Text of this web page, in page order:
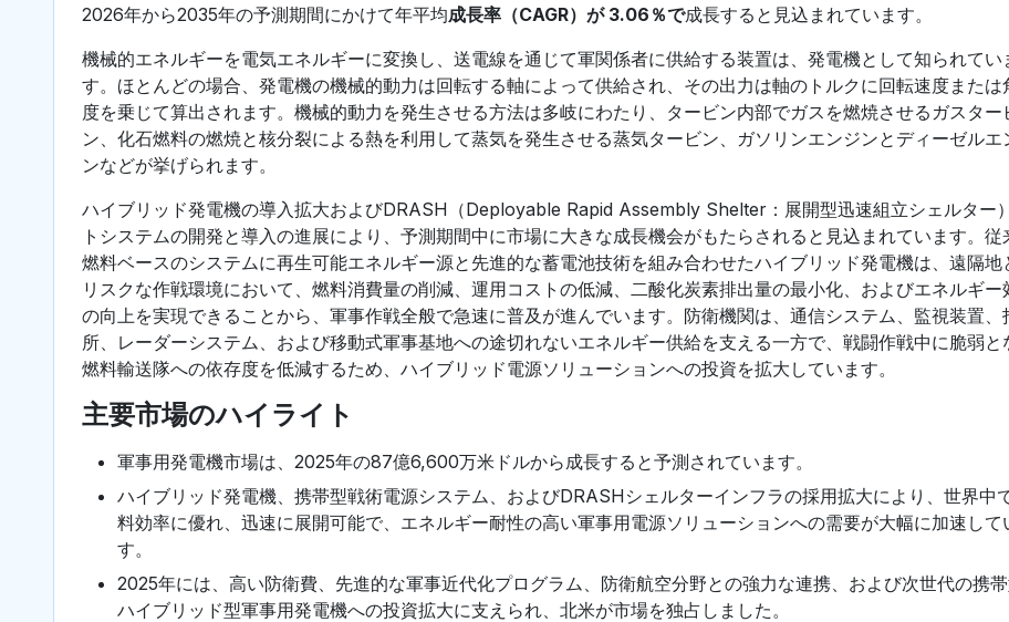
2026年から2035年の予測期間にかけて年平均成長率（CAGR）が 3.06％で成長すると見込まれています。
機械的エネルギーを電気エネルギーに変換し、送電線を通じて軍関係者に供給する装置は、発電機として知られてい
す。ほとんどの場合、発電機の機械的動力は回転する軸によって供給され、その出力は軸のトルクに回転速度または
度を乗じて算出されます。機械的動力を発生させる方法は多岐にわたり、タービン内部でガスを燃焼させるガスター
ン、化石燃料の燃焼と核分裂による熱を利用して蒸気を発生させる蒸気タービン、ガソリンエンジンとディーゼルエ
ンなどが挙げられます。
ハイブリッド発電機の導入拡大およびDRASH（Deployable Rapid Assembly Shelter：展開型迅速組立シェルター
トシステムの開発と導入の進展により、予測期間中に市場に大きな成長機会がもたらされると見込まれています。従
燃料ベースのシステムに再生可能エネルギー源と先進的な蓄電池技術を組み合わせたハイブリッド発電機は、遠隔地
リスクな作戦環境において、燃料消費量の削減、運用コストの低減、二酸化炭素排出量の最小化、およびエネルギー
の向上を実現できることから、軍事作戦全般で急速に普及が進んでいます。防衛機関は、通信システム、監視装置、
所、レーダーシステム、および移動式軍事基地への途切れないエネルギー供給を支える一方で、戦闘作戦中に脆弱と
燃料輸送隊への依存度を低減するため、ハイブリッド電源ソリューションへの投資を拡大しています。
主要市場のハイライト
軍事用発電機市場は、2025年の87億6,600万米ドルから成長すると予測されています。
ハイブリッド発電機、携帯型戦術電源システム、およびDRASHシェルターインフラの採用拡大により、世界中
料効率に優れ、迅速に展開可能で、エネルギー耐性の高い軍事用電源ソリューションへの需要が大幅に加速して
す。
2025年には、高い防衛費、先進的な軍事近代化プログラム、防衛航空分野との強力な連携、および次世代の携帯
ハイブリッド型軍事用発電機への投資拡大に支えられ、北米が市場を独占しました。